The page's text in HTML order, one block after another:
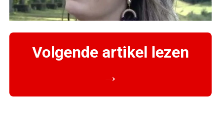
Volgende artikel lezen
→